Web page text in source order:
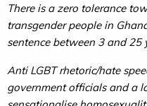
There is a zero tolerance
transgender people in
sentence between 3 and 25
Anti LGBT rhetoric/hate
government officials and a